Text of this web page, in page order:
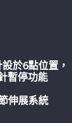
於6點位置，
暫停功能
伸展系統